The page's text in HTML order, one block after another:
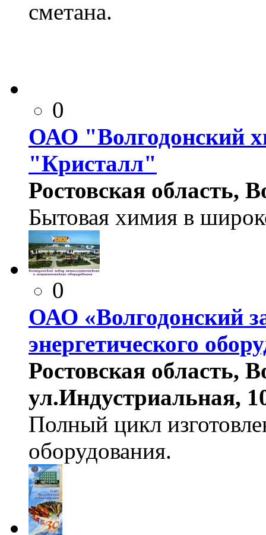
сметана.
0
ОАО "Волгодонский
"Кристалл"
Ростовская область,
Бытовая химия в
0
ОАО «Волгодонский
энергетического
Ростовская область,
ул.Индустриальная,
Полный цикл
оборудования.